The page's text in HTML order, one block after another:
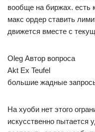
вообще на биржах. есть
макс ордер ставить
движется вместе с
Oleg Автор вопроса
Akt Ex Teufel
большие жадные
На хуоби нет этого
искусственно